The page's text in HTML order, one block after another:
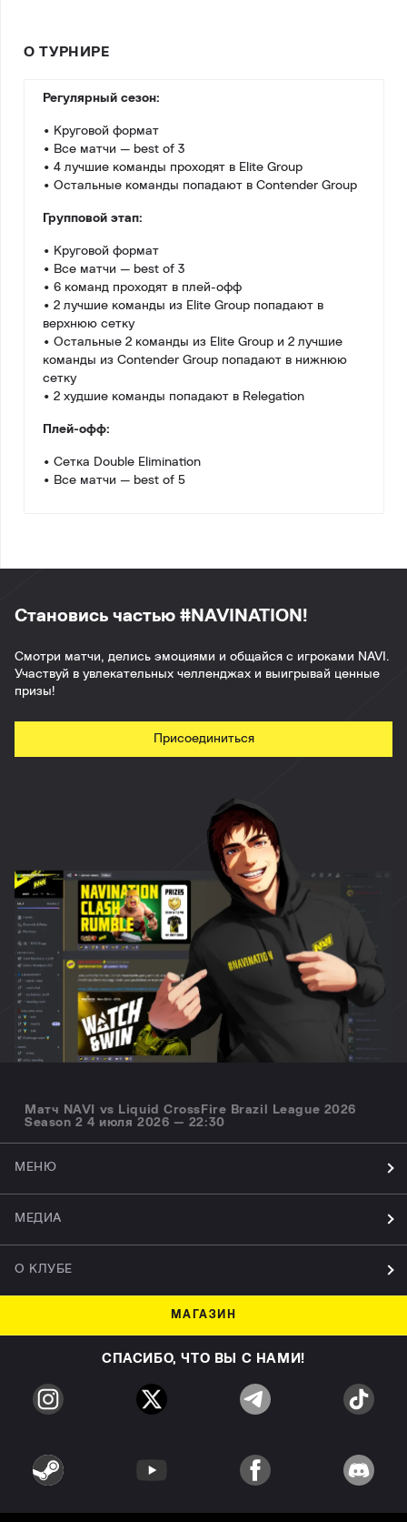
О ТУРНИРЕ
Регулярный сезон:
• Круговой формат
• Все матчи — best of 3
• 4 лучшие команды проходят в Elite Group
• Остальные команды попадают в Contender Group
Групповой этап:
• Круговой формат
• Все матчи — best of 3
• 6 команд проходят в плей-офф
• 2 лучшие команды из Elite Group попадают в
верхнюю сетку
• Остальные 2 команды из Elite Group и 2 лучшие
команды из Contender Group попадают в нижнюю
сетку
• 2 худшие команды попадают в Relegation
Плей-офф:
• Сетка Double Elimination
• Все матчи — best of 5
Становись частью #NAVINATION!
Смотри матчи, делись эмоциями и общайся с игроками NAVI.
Участвуй в увлекательных челленджах и выигрывай ценные
призы!
Присоединиться
Матч NAVI vs Liquid CrossFire Brazil League 2026
Season 2 4 июля 2026 — 22:30
МЕНЮ
МЕДИА
О КЛУБЕ
МАГАЗИН
СПАСИБО, ЧТО ВЫ С НАМИ!